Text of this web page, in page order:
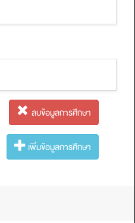
ลบข้อมูลการศึกษา
เพิ่มข้อมูลการศึกษา